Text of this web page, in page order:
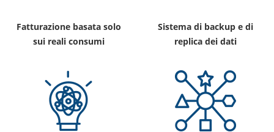
Fatturazione basata solo
sui reali consumi
Sistema di backup e di
replica dei dati